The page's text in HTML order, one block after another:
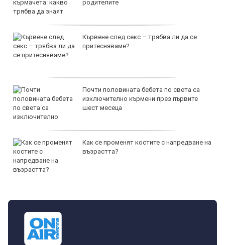
родителите
Кървене след секс – трябва ли да се
притесняваме?
Почти половината бебета по света са
изключително кърмени през първите
шест месеца
Как се променят костите с напредване на
възрастта?